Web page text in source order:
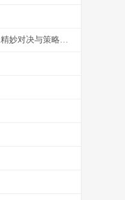
第八届王者荣耀总决赛全面解析：精妙对决与策略运用